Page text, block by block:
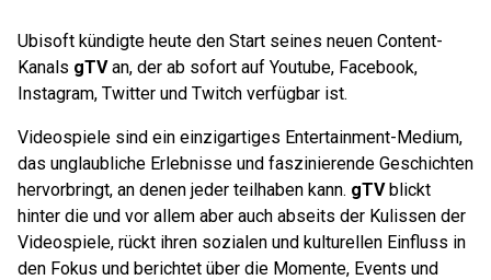
Ubisoft kündigte heute den Start seines neuen Content-
Kanals gTVan, der ab sofort auf Youtube, Facebook,
Instagram, Twitter und Twitch verfügbar ist.
Videospiele sind ein einzigartiges Entertainment-Medium,
das unglaubliche Erlebnisse und faszinierende Geschichten
hervorbringt, an denen jeder teilhaben kann. gTVblickt
hinter die und vor allem aber auch abseits der Kulissen der
Videospiele, rückt ihren sozialen und kulturellen Einfluss in
den Fokus und berichtet über die Momente, Events und